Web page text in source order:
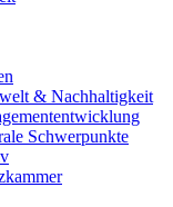
& Nachhaltigkeit
Schwerpunkte